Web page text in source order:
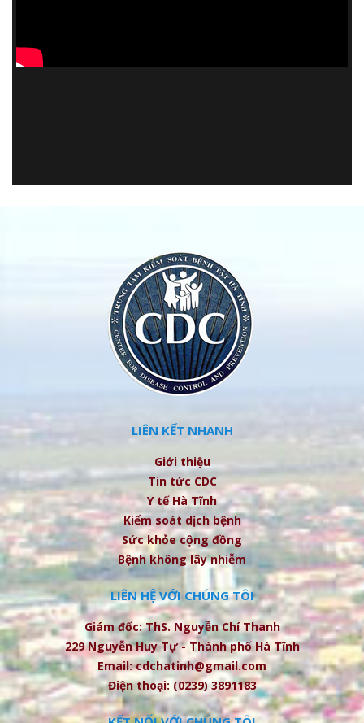
LIÊN KẾT NHANH
Giới thiệu
Tin tức CDC
Y tế Hà Tĩnh
Kiểm soát dịch bệnh
Sức khỏe cộng đồng
Bệnh không lây nhiễm
LIÊN HỆ VỚI CHÚNG TÔI
Giám đốc: ThS. Nguyễn Chí Thanh
229 Nguyễn Huy Tự - Thành phố Hà Tĩnh
Email: cdchatinh@gmail.com
Điện thoại: (0239) 3891183